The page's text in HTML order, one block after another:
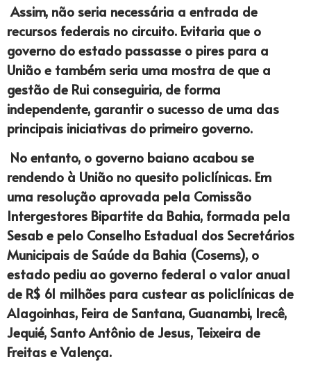
Assim, não seria necessária a entrada de
recursos federais no circuito. Evitaria que o
governo do estado passasse o pires para a
União e também seria uma mostra de que a
gestão de Rui conseguiria, de forma
independente, garantir o sucesso de uma das
principais iniciativas do primeiro governo.
No entanto, o governo baiano acabou se
rendendo à União no quesito policlínicas. Em
uma resolução aprovada pela Comissão
Intergestores Bipartite da Bahia, formada pela
Sesab e pelo Conselho Estadual dos Secretários
Municipais de Saúde da Bahia (Cosems), o
estado pediu ao governo federal o valor anual
de R$ 61 milhões para custear as policlínicas de
Alagoinhas, Feira de Santana, Guanambi, Irecê,
Jequié, Santo Antônio de Jesus, Teixeira de
Freitas e Valença.